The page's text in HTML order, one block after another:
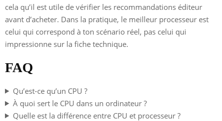
cela qu’il est utile de vérifier les recommandations éditeur
avant d’acheter. Dans la pratique, le meilleur processeur est
celui qui correspond à ton scénario réel, pas celui qui
impressionne sur la fiche technique.
FAQ
Qu’est-ce qu’un CPU ?
À quoi sert le CPU dans un ordinateur ?
Quelle est la différence entre CPU et processeur ?